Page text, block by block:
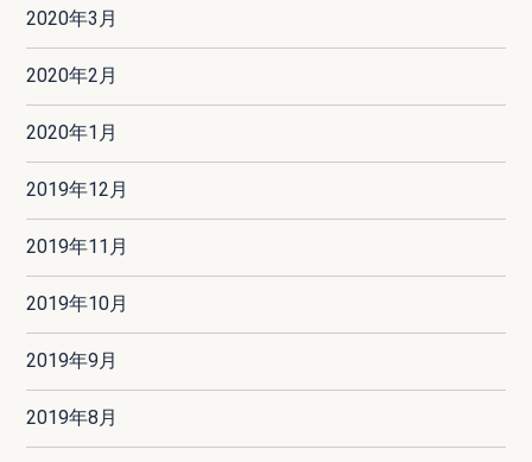
2020年3月
2020年2月
2020年1月
2019年12月
2019年11月
2019年10月
2019年9月
2019年8月